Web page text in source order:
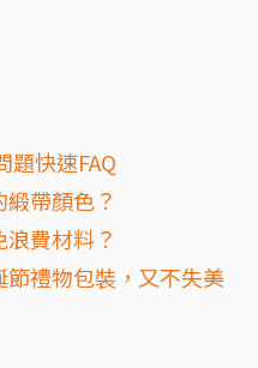
題快速FAQ
帶顏色？
費材料？
禮物包裝，又不失美